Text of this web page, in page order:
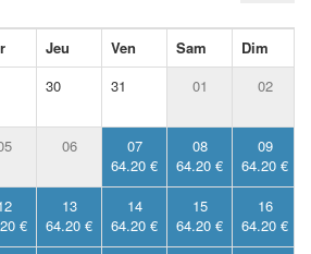
Jeu Ven Sam
Dim
30 31 01 02
06
07
64.20 €
08
64.20 €
09
64.20 €
€
13
64.20 €
14
64.20 €
15
64.20 €
16
64.20 €